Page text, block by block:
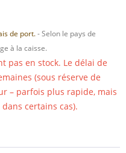
de port.- Selon le pays de
à la caisse.
pas en stock. Le délai de
(sous réserve de
– parfois plus rapide, mais
certains cas).